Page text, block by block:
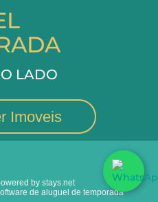
LADO
Imoveis
by stays.net
de aluguel de temporada